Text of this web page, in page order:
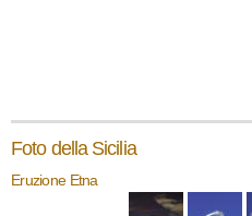
Foto della Sicilia
Eruzione Etna